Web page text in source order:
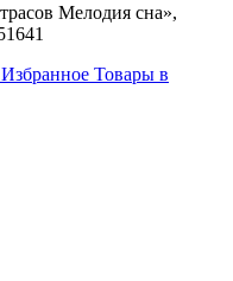
Мелодия сна»,
Избранное Товары в